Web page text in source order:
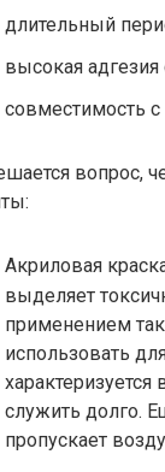
длительный
высокая
совместимость
вопрос,
Акриловая
выделяет
применением
использовать
служить долго.
пропускает